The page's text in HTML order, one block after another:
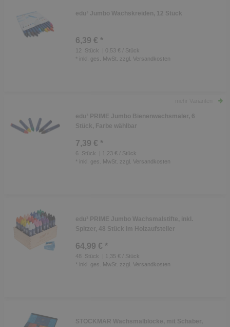
edu³ Jumbo Wachskreiden, 12 Stück
6,39 € *
12 Stück
| 0,53 € / Stück
* inkl. ges. MwSt. zzgl. Versandkosten
edu³ PRIME Jumbo Bienenwachsmaler, 6
Stück, Farbe wählbar
7,39 € *
6 Stück
| 1,23 € / Stück
* inkl. ges. MwSt. zzgl. Versandkosten
edu³ PRIME Jumbo Wachsmalstifte, inkl.
Spitzer, 48 Stück im Holzaufsteller
64,99 € *
48 Stück
| 1,35 € / Stück
* inkl. ges. MwSt. zzgl. Versandkosten
STOCKMAR Wachsmalblöcke, mit Schaber,